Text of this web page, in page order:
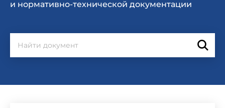
и нормативно-технической документации